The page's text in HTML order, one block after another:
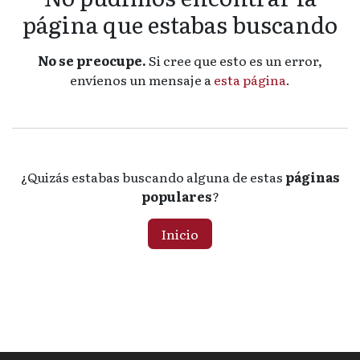
página que estabas buscando
No se preocupe.Si cree que esto es un error,
envíenos un mensaje aesta página.
¿Quizás estabas buscando alguna de estas páginas
populares?
Inicio